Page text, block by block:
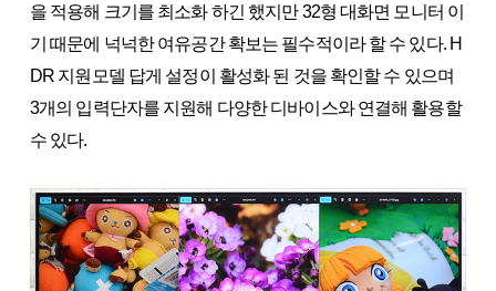
을 적용해 크기를 최소화 하긴 했지만 32형 대화면 모니터 이
기 때문에 넉넉한 여유공간 확보는 필수적이라 할 수 있다. H
DR 지원모델 답게 설정이 활성화 된 것을 확인할 수 있으며
3개의 입력단자를 지원해 다양한 디바이스와 연결해 활용할
수 있다.